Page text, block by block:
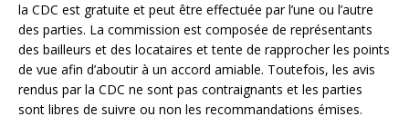
la CDC est gratuite et peut être effectuée par l’une ou l’autre
des parties. La commission est composée de représentants
des bailleurs et des locataires et tente de rapprocher les points
de vue afin d’aboutir à un accord amiable. Toutefois, les avis
rendus par la CDC ne sont pas contraignants et les parties
sont libres de suivre ou non les recommandations émises.